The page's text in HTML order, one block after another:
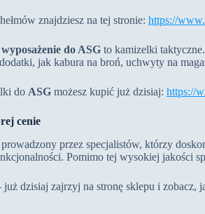
znajdziesz na tej stronie: https://
wyposażenie do ASG to kamizelki
jak kabura na broń, uchwyty na
do ASG możesz kupić już dzisiaj: https://
cenie
przez specjalistów, którzy
Pomimo tej wysokiej jakości
już dzisiaj zajrzyj na stronę sklepu i